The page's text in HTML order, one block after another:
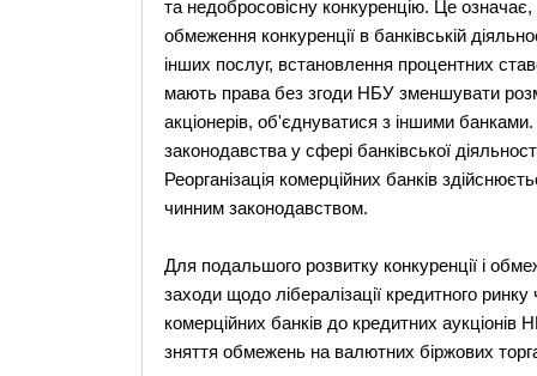
та недобросовісну конкуренцію. Це
обмеження конкуренції в банківській
інших послуг, встановлення процентних
мають права без згоди НБУ зменшувати
акціонерів, об'єднуватися з іншими
законодавства у сфері банківської
Реорганізація комерційних банків
чинним законодавством.
Для подальшого розвитку конкуренції і
заходи щодо лібералізації кредитного
комерційних банків до кредитних аукціонів
зняття обмежень на валютних біржових